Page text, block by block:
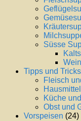
Süsse
Tipps und Tricks
Fleisch
Hausmittel
Küche
Obst und
Vorspeisen (24)